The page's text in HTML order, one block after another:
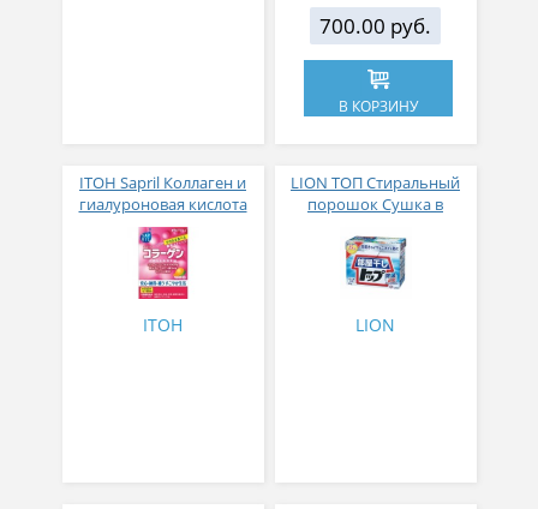
700.00 руб.
В КОРЗИНУ
ITOH Sapril Коллаген и
гиалуроновая кислота
со вкусом манго 30
стиков
ITOH
LION ТОП Стиральный
порошок Сушка в
гр
LION